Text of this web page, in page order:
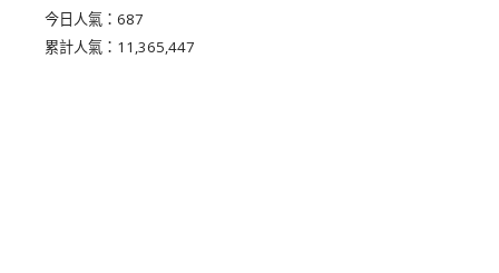
今日人氣： 687
累計人氣： 11,365,447